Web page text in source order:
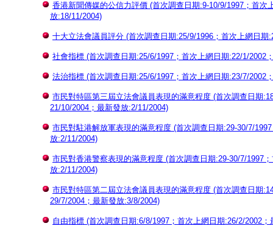
香港新聞傳媒的公信力評價 (首次調查日期:9-10/9/1997；首
放:18/11/2004)
十大立法會議員評分 (首次調查日期:25/9/1996；首次上網日
社會指標 (首次調查日期:25/6/1997；首次上網日期:22/1/2002
法治指標 (首次調查日期:25/6/1997；首次上網日期:23/7/2002
市民對特區第三屆立法會議員表現的滿意程度 (首次調查日期
21/10/2004；最新發放:2/11/2004)
市民對駐港解放軍表現的滿意程度 (首次調查日期:29-30/7/
放:2/11/2004)
市民對香港警察表現的滿意程度 (首次調查日期:29-30/7/1997
放:2/11/2004)
市民對特區第二屆立法會議員表現的滿意程度 (首次調查日期
29/7/2004；最新發放:3/8/2004)
自由指標 (首次調查日期:6/8/1997；首次上網日期:26/2/2002